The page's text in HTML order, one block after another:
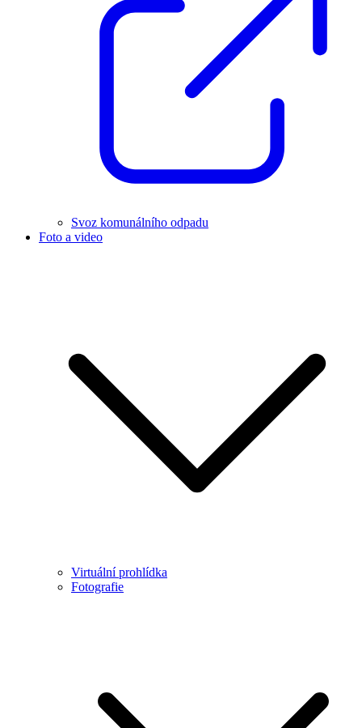
Svoz komunálního odpadu
Foto a video
Virtuální prohlídka
Fotografie